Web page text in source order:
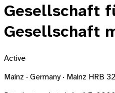
Gesellschaft
Gesellschaft
Active
Mainz · Germany · Mainz HRB